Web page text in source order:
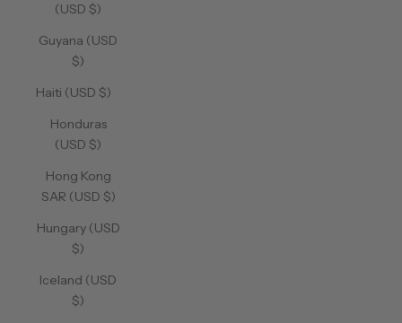
(USD $)
Guyana (USD
$)
Haiti (USD $)
Honduras
(USD $)
Hong Kong
SAR (USD $)
Hungary (USD
$)
Iceland (USD
$)